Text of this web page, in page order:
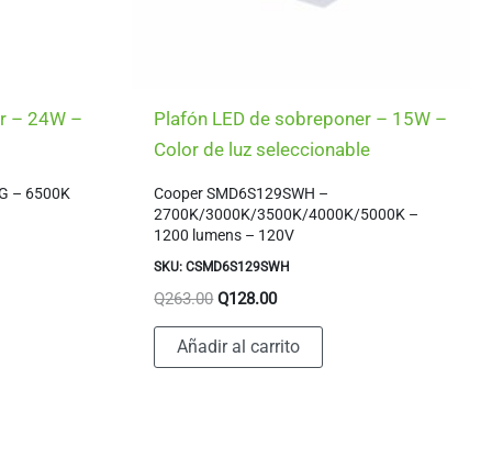
– 24W –
– 6500K
Plafón LED de sobreponer – 15W –
Color de luz seleccionable
Cooper SMD6S129SWH –
2700K/3000K/3500K/4000K/5000K –
1200 lumens – 120V
SKU: CSMD6S129SWH
Q263.00 El
original
Q128.00El
actual
Añadir al carrito